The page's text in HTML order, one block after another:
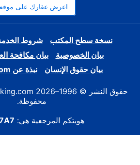
اعرض عقارك على
نسخة سطح المكتب شروط
بيان الخصوصية
بيان مكافحة
بيان حقوق الإنسان
نبذة عن Booking.com
محفوظة.
هويتكم المرجعية هي: